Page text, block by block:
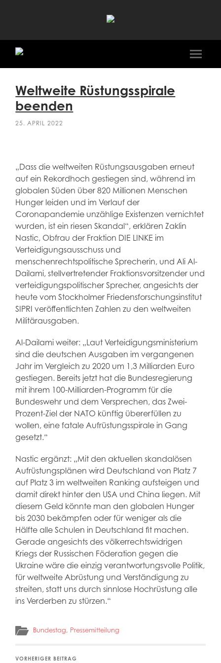
Ali
Dailami
Menü
Weltweite Rüstungsspirale
beenden
25. APRIL 2022
„Dass die weltweiten Rüstungsausgaben erneut
auf ein Rekordhoch gestiegen sind, während im
globalen Süden über 820 Millionen Menschen
Hunger leiden und im Verlauf der
Coronapandemie unzählige Existenzen vernichtet
wurden, ist ein riesen Skandal“, erklären Zaklin
Nastic, Obfrau der Fraktion DIE LINKE im
Verteidigungsausschuss und
menschenrechtspolitische Sprecherin, und Ali Al-
Dailami, stellvertretender Fraktionsvorsitzender und
verteidigungspolitischer Sprecher, angesichts der
heute vom Stockholmer Friedensforschungsinstitut
SIPRI veröffentlichten Zahlen zu den weltweiten
Militärausgaben.
Al-Dailami weiter: „Laut Verteidigungsministerium
sind die deutschen Ausgaben im vergangenen
Jahr im Vergleich zu 2020 um 1,3 Milliarden Euro
gestiegen. Bereits jetzt hat die Bundesregierung
mit ihrem 100-Milliarden-Programm für die
Bundeswehr und dem Versprechen, das Zwei-
Prozent-Ziel der NATO künftig übererfüllen zu
wollen, eine fatale Aufrüstungsspirale in Gang
gesetzt.“
Nastic ergänzt: „Mit den aktuellen skandalösen
Aufrüstungsplänen wird Deutschland von Platz 7
auf Platz 3 im weltweiten Ranking aufsteigen und
damit direkt hinter den USA und China liegen. Mit
diesem Geld könnte man den globalen Hunger
bis 2030 bekämpfen oder für weniger als die
Hälfte alle Schulen in Deutschland fit machen.
Gerade angesichts des völkerrechtswidrigen
Kriegs der Russischen Föderation gegen die
Ukraine wäre die einzig verantwortungsvolle Politik,
für weltweite Abrüstung und Verständigung zu
streiten, statt uns durch sinnlose Hochrüstung alle
ins Verderben zu stürzen.“
Bundestag, Pressemitteilung
VORHERIGER BEITRAG